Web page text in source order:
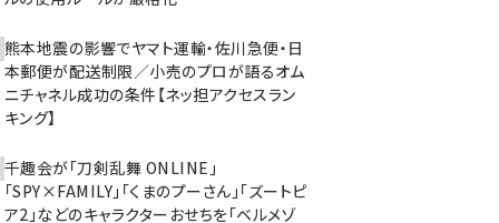
熊本地震の影響でヤマト運輸・佐川急便・日
本郵便が配送制限／小売のプロが語るオム
ニチャネル成功の条件【ネッ担アクセスラン
キング】
千趣会が「刀剣乱舞 ONLINE」
「SPY×FAMILY」「くまのプーさん」「ズートピ
ア2」などのキャラクターおせちを「ベルメゾ